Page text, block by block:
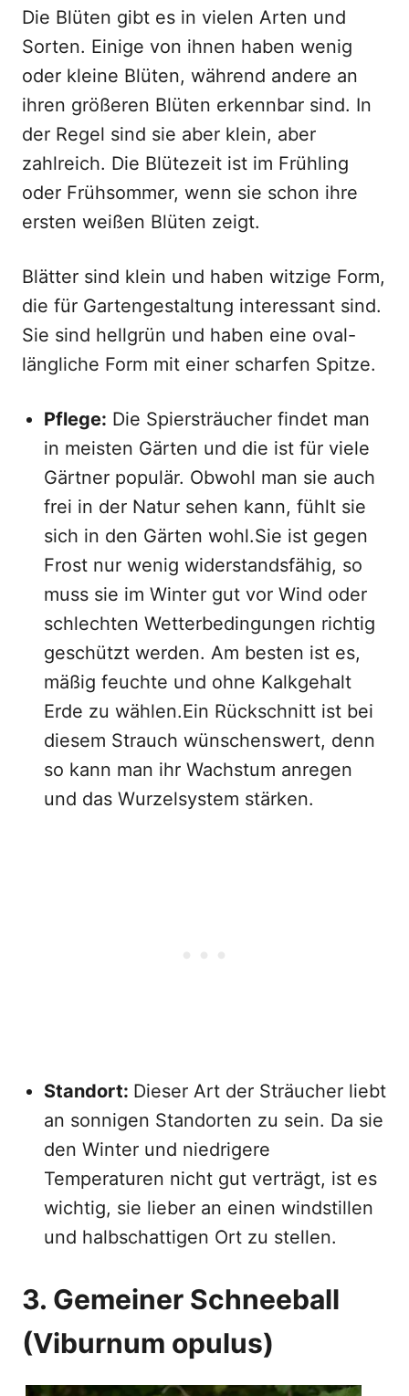
Die Blüten gibt es in vielen Arten und
Sorten. Einige von ihnen haben wenig
oder kleine Blüten, während andere an
ihren größeren Blüten erkennbar sind. In
der Regel sind sie aber klein, aber
zahlreich. Die Blütezeit ist im Frühling
oder Frühsommer, wenn sie schon ihre
ersten weißen Blüten zeigt.
Blätter sind klein und haben witzige Form,
die für Gartengestaltung interessant sind.
Sie sind hellgrün und haben eine oval-
längliche Form mit einer scharfen Spitze.
Pflege: Die Spiersträucher findet man
in meisten Gärten und die ist für viele
Gärtner populär. Obwohl man sie auch
frei in der Natur sehen kann, fühlt sie
sich in den Gärten wohl.Sie ist gegen
Frost nur wenig widerstandsfähig, so
muss sie im Winter gut vor Wind oder
schlechten Wetterbedingungen richtig
geschützt werden. Am besten ist es,
mäßig feuchte und ohne Kalkgehalt
Erde zu wählen.Ein Rückschnitt ist bei
diesem Strauch wünschenswert, denn
so kann man ihr Wachstum anregen
und das Wurzelsystem stärken.
Standort: Dieser Art der Sträucher liebt
an sonnigen Standorten zu sein. Da sie
den Winter und niedrigere
Temperaturen nicht gut verträgt, ist es
wichtig, sie lieber an einen windstillen
und halbschattigen Ort zu stellen.
3. Gemeiner Schneeball
(Viburnum opulus)